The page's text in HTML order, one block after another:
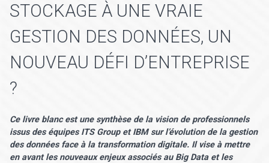
STOCKAGE À UNE VRAIE
GESTION DES DONNÉES, UN
NOUVEAU DÉFI D’ENTREPRISE
?
Ce livre blanc est une synthèse de la vision de professionnels
issus des équipes ITS Group et IBM sur l’évolution de la gestion
des données face à la transformation digitale. Il vise à mettre
en avant les nouveaux enjeux associés au Big Data et les